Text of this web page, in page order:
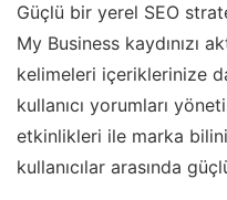
Güçlü bir yerel SEO
My Business kaydınızı
kelimeleri içeriklerinize
kullanıcı yorumları
etkinlikleri ile marka
kullanıcılar arasında